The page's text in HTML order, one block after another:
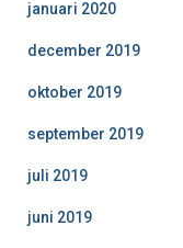
januari 2020
december 2019
oktober 2019
september 2019
juli 2019
juni 2019